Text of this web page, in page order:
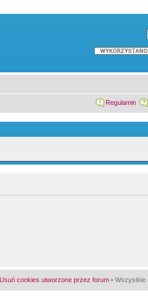
Regulamin
Usuń cookies utworzone przez forum • Wszystkie